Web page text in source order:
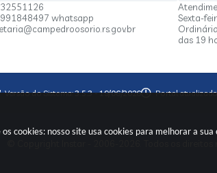
cookies: nosso site usa cookies para melhorar a
whatsapp
Sexta-
das 19
Versão do Sistema:3.5.3 - 19/06/2026 Portal